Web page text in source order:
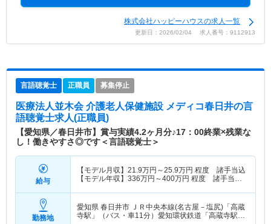
株式会社ハッピーハウスの求人一覧
更新日：2026/02/04 求人番号：9112913
言語聴覚士 正職員 募集停止
医療法人並木会 介護老人保健施設 メディコ春日井の言
語聴覚士求人(正職員)
【愛知県／春日井市】賞与実績4.2ヶ月分♪17：00終業×残業な
し！働きやすさ◎です＜言語聴覚士＞
給与
【モデル月収】 21.9万円～25.9万円 程度 諸手当込
【モデル年収】 336万円～400万円 程度 諸手当・
勤務地
愛知県 春日井市 ＪＲ中央本線(名古屋－塩尻)「高蔵
寺駅」（バス・車11分）愛知環状鉄道「高蔵寺駅」